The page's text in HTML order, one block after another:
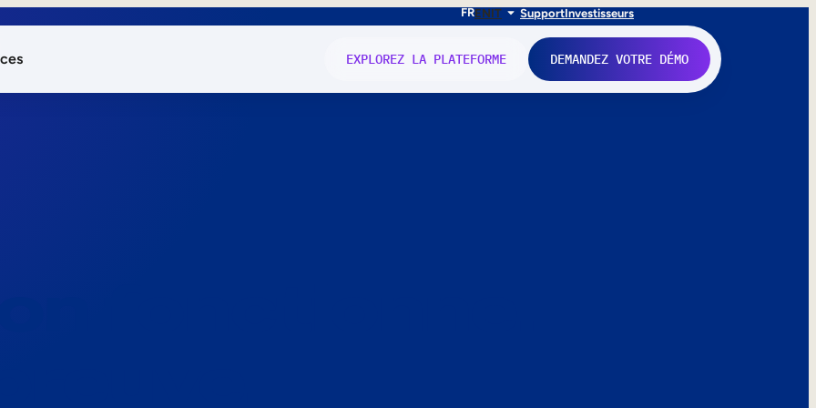
FRENIT SupportInvestisseurs
EXPLOREZ LA PLATEFORME DEMANDEZ VOTRE DÉMO